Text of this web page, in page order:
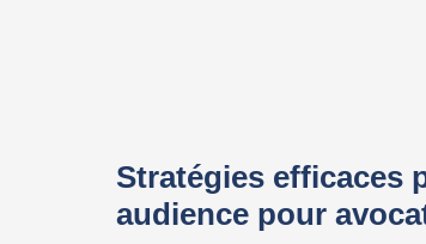
Stratégies efficaces
audience pour